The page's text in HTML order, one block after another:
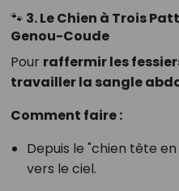
🐾 3.Le Chien à Trois
Genou-Coude
Pour raffermir les
travailler la sangle
Comment faire :
Depuis le "chien tête
vers le ciel.